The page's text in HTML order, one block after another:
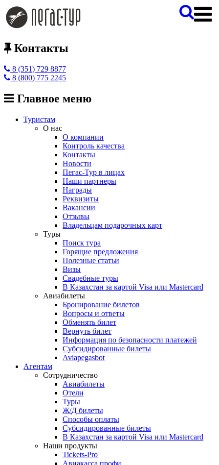
Контакты
8 (351) 729 8877
8 (800) 775 2245
Главное меню
Туристам
О нас
О компании
Контроль качества
Контакты
Новости
Пегас-Тур в лицах
Наши партнеры
Награды
Реквизиты
Вакансии
Отзывы
Владельцам подарочных карт
Туры
Поиск тура
Горящие предложения
Полезные статьи
Визы
Свадебные туры
В Казахстан за картой Visa или Masterсard
Авиабилеты
Бронирование билетов
Вопросы и ответы
Обменять билет
Вернуть билет
Информация по безопасности платежей
Субсидированные билеты
Aviapegasbot
Агентам
Сотрудничество
Авиабилеты
Отели
Туры
Ж/Д билеты
Способы оплаты
Субсидированные билеты
В Казахстан за картой Visa или Masterсard
Наши продукты
Tickets-Pro
Авиакасса профи